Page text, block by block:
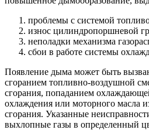
проблемы с системой
износ цилиндропоршневой
неполадки механизма
сбои в работе системы
Появление дыма может быть
сгоранием топливно-воздушной
сгорания, попаданием
охлаждения или моторного масла
сгорания. Указанные
выхлопные газы в определенный